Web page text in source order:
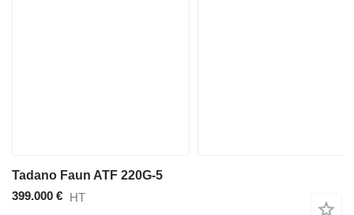
Tadano Faun ATF 220G-5
399.000 € HT